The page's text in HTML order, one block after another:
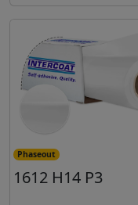
Phaseout
1612 H14 P3